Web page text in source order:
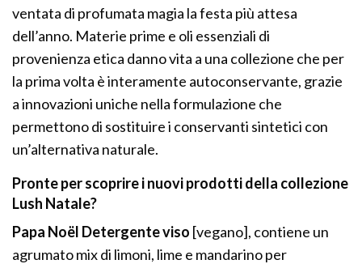
ventata di profumata magia la festa più attesa
dell’anno. Materie prime e oli essenziali di
provenienza etica danno vita a una collezione che per
la prima volta è interamente autoconservante, grazie
a innovazioni uniche nella formulazione che
permettono di sostituire i conservanti sintetici con
un’alternativa naturale.
Pronte per scoprire i nuovi prodotti della collezione
Lush Natale?
Papa Noël Detergente viso [vegano], contiene un
agrumato mix di limoni, lime e mandarino per